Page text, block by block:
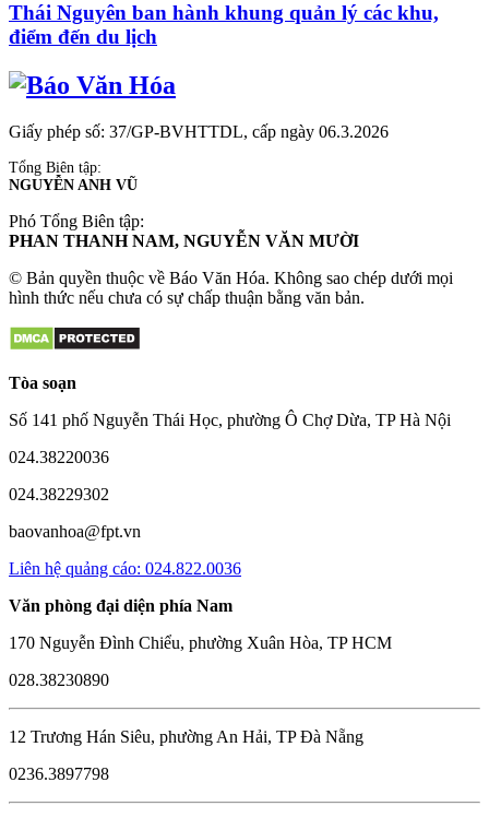
Thái Nguyên ban hành khung quản lý các khu,
điểm đến du lịch
Giấy phép số: 37/GP-BVHTTDL, cấp ngày 06.3.2026
Tổng Biên tập:
NGUYỄN ANH VŨ
Phó Tổng Biên tập:
PHAN THANH NAM, NGUYỄN VĂN MƯỜI
© Bản quyền thuộc về Báo Văn Hóa. Không sao chép dưới mọi
hình thức nếu chưa có sự chấp thuận bằng văn bản.
Tòa soạn
Số 141 phố Nguyễn Thái Học, phường Ô Chợ Dừa, TP Hà Nội
024.38220036
024.38229302
baovanhoa@fpt.vn
Liên hệ quảng cáo: 024.822.0036
Văn phòng đại diện phía Nam
170 Nguyễn Đình Chiểu, phường Xuân Hòa, TP HCM
028.38230890
12 Trương Hán Siêu, phường An Hải, TP Đà Nẵng
0236.3897798